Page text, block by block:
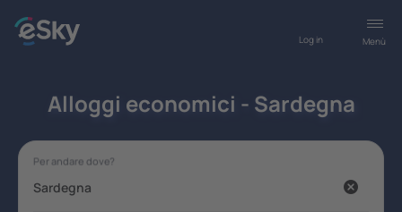
Menù
Log in
Alloggi economici - Sardegna